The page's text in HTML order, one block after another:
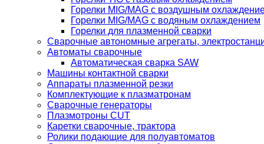
Горелки MIG/MAG с воздушным
Горелки MIG/MAG с водяным охлаждением
Горелки для плазменной сварки
Сварочные автономные агрегаты,
Автоматы сварочные
Автоматическая сварка SAW
Машины контактной сварки
Аппараты плазменной резки
Комплектующие к плазматронам
Сварочные генераторы
Плазмотроны CUT
Каретки сварочные, трактора
Ролики подающие для полуавтоматов